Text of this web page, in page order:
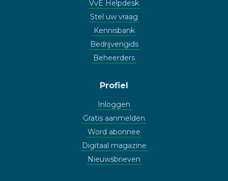
VvE Helpdesk
Stel uw vraag
Kennisbank
Bedrijvengids
Beheerders
Profiel
Inloggen
Gratis aanmelden
Word abonnee
Digitaal magazine
Nieuwsbrieven